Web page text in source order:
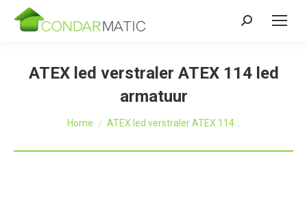
Zoeken:
ATEX led verstraler ATEX 114 led
armatuur
Je bent hier:
Home ATEX led verstraler ATEX 114…